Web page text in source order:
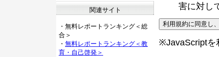
害に対し
※JavaScriptを
関連サイト
・無料レポートランキング＜総
合＞
・ 無料レポートランキング＜教
育・自己啓発＞